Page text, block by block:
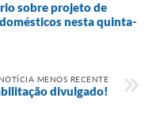
sobre projeto de
nesta quinta-
NOTÍCIA MENOS RECENTE
divulgado!